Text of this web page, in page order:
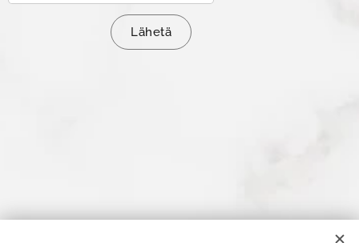
Lähetä